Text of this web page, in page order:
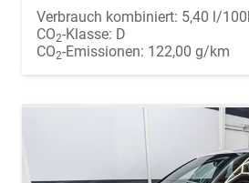
Verbrauch kombiniert: 5,40 l/
CO2-Klasse: D
CO2-Emissionen: 122,00 g/km